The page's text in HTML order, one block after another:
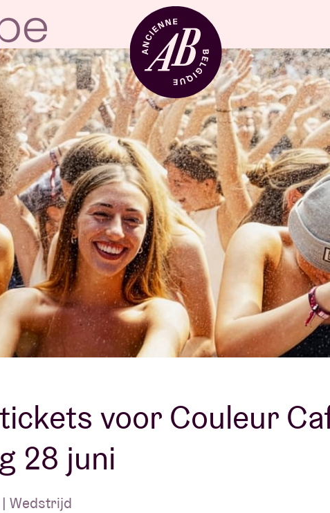
Zaalhuur
BRDCST
ABtv
Over AB
Contact
voor Couleur
28 juni
Wedstrijd